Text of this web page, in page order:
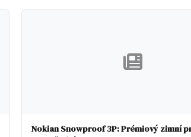
Nokian Snowproof 3P: Prémiový zimní